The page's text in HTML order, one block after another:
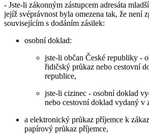
- Jste-li zákonným zástupcem adresáta
jejíž svéprávnost byla omezena tak, že není
souvisejícím s dodáním zásilek:
osobní doklad:
jste-li občan České republiky -
řidičský průkaz nebo cestovní
republice,
jste-li cizinec - osobní doklad
nebo cestovní doklad vydaný v
a elektronický průkaz příjemce k
papírový průkaz příjemce,